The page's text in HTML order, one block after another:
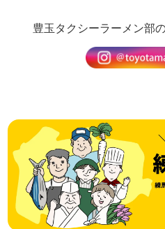
豊玉タクシーラーメン部